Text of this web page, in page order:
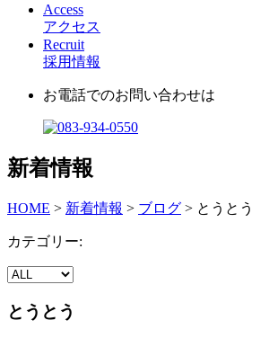
Access
アクセス
Recruit
採用情報
お電話でのお問い合わせは
新着情報
HOME > 新着情報 > ブログ > とうとう
カテゴリー:
とうとう